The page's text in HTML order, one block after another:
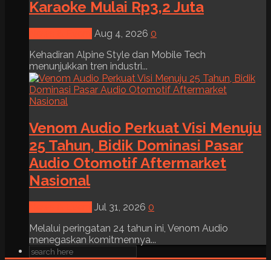
Karaoke Mulai Rp3,2 Juta
Aug 4, 2026 0
Kehadiran Alpine Style dan Mobile Tech
menunjukkan tren industri...
Venom Audio Perkuat Visi Menuju
25 Tahun, Bidik Dominasi Pasar
Audio Otomotif Aftermarket
Nasional
Jul 31, 2026 0
Melalui peringatan 24 tahun ini, Venom Audio
menegaskan komitmennya...